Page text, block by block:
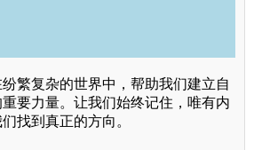
繁复杂的世界中，帮助我们建立自
要力量。让我们始终记住，唯有内
找到真正的方向。